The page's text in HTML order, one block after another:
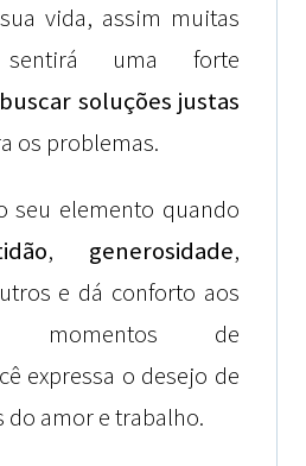
vida, assim muitas
uma forte
buscar soluções justas
os problemas.
elemento quando
, generosidade,
e dá conforto aos
momentos de
expressa o desejo de
do amor e trabalho.